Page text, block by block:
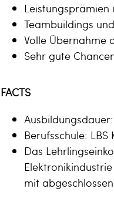
Leistungsprämien
Teambuildings
Volle Übernahme
Sehr gute
FACTS
Berufsschule: LBS
Das
mit